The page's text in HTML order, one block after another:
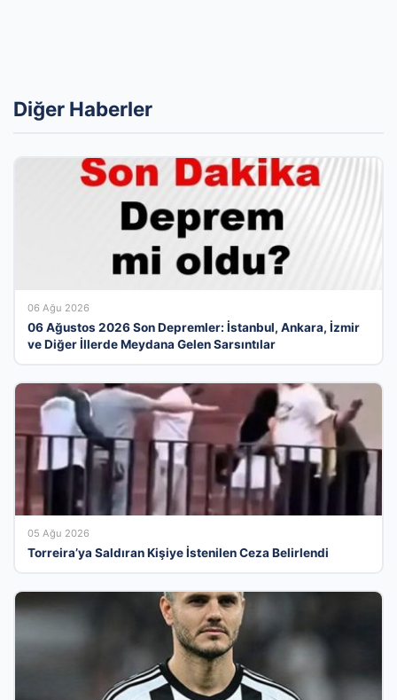
Diğer Haberler
06 Ağu 2026
06 Ağustos 2026 Son Depremler: İstanbul, Ankara, İzmir
ve Diğer İllerde Meydana Gelen Sarsıntılar
05 Ağu 2026
Torreira’ya Saldıran Kişiye İstenilen Ceza Belirlendi